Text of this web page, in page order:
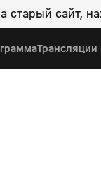
старый сайт,
Трансляции